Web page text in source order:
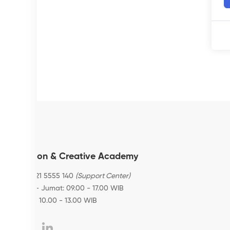
Fashion & Creative Academy
+62 8121 5555 140 (Support Center)
Senin - Jumat: 09.00 - 17.00 WIB
Sabtu: 10.00 - 13.00 WIB